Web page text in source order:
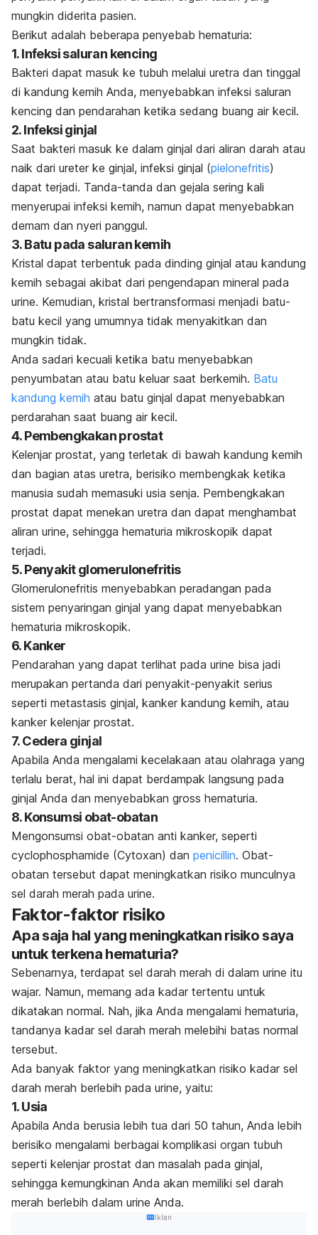
mungkin diderita pasien.
Berikut adalah beberapa penyebab hematuria:
1. Infeksi saluran kencing
Bakteri dapat masuk ke tubuh melalui uretra dan tinggal
di kandung kemih Anda, menyebabkan infeksi saluran
kencing dan pendarahan ketika sedang buang air kecil.
2. Infeksi ginjal
Saat bakteri masuk ke dalam ginjal dari aliran darah atau
naik dari ureter ke ginjal, infeksi ginjal (pielonefritis)
dapat terjadi. Tanda-tanda dan gejala sering kali
menyerupai infeksi kemih, namun dapat menyebabkan
demam dan nyeri panggul.
3. Batu pada saluran kemih
Kristal dapat terbentuk pada dinding ginjal atau kandung
kemih sebagai akibat dari pengendapan mineral pada
urine. Kemudian, kristal bertransformasi menjadi batu-
batu kecil yang umumnya tidak menyakitkan dan
mungkin tidak.
Anda sadari kecuali ketika batu menyebabkan
penyumbatan atau batu keluar saat berkemih. Batu
kandung kemih atau batu ginjal dapat menyebabkan
perdarahan saat buang air kecil.
4. Pembengkakan prostat
Kelenjar prostat, yang terletak di bawah kandung kemih
dan bagian atas uretra, berisiko membengkak ketika
manusia sudah memasuki usia senja. Pembengkakan
prostat dapat menekan uretra dan dapat menghambat
aliran urine, sehingga hematuria mikroskopik dapat
terjadi.
5. Penyakit glomerulonefritis
Glomerulonefritis menyebabkan peradangan pada
sistem penyaringan ginjal yang dapat menyebabkan
hematuria mikroskopik.
6. Kanker
Pendarahan yang dapat terlihat pada urine bisa jadi
merupakan pertanda dari penyakit-penyakit serius
seperti metastasis ginjal, kanker kandung kemih, atau
kanker kelenjar prostat.
7. Cedera ginjal
Apabila Anda mengalami kecelakaan atau olahraga yang
terlalu berat, hal ini dapat berdampak langsung pada
ginjal Anda dan menyebabkan gross hematuria.
8. Konsumsi obat-obatan
Mengonsumsi obat-obatan anti kanker, seperti
cyclophosphamide (Cytoxan) dan penicillin. Obat-
obatan tersebut dapat meningkatkan risiko munculnya
sel darah merah pada urine.
Faktor-faktor risiko
Apa saja hal yang meningkatkan risiko saya
untuk terkena hematuria?
Sebenarnya, terdapat sel darah merah di dalam urine itu
wajar. Namun, memang ada kadar tertentu untuk
dikatakan normal. Nah, jika Anda mengalami hematuria,
tandanya kadar sel darah merah melebihi batas normal
tersebut.
Ada banyak faktor yang meningkatkan risiko kadar sel
darah merah berlebih pada urine, yaitu:
1. Usia
Apabila Anda berusia lebih tua dari 50 tahun, Anda lebih
berisiko mengalami berbagai komplikasi organ tubuh
seperti kelenjar prostat dan masalah pada ginjal,
sehingga kemungkinan Anda akan memiliki sel darah
merah berlebih dalam urine Anda.
Iklan